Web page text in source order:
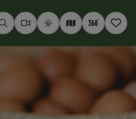
SuchenWebcams
WetterInteraktive
360°